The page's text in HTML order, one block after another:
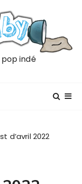
indé
d’avril 2022